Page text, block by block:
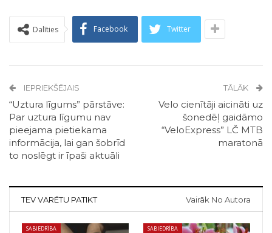
Dalīties Facebook Twitter
IEPRIEKŠĒJAIS
“Uztura līgums” pārstāve:
Par uztura līgumu nav
pieejama pietiekama
informācija, lai gan šobrīd
to noslēgt ir īpaši aktuāli
TĀLĀK
Velo cienītāji aicināti uz
šonedēļ gaidāmo
“VeloExpress” LČ MTB
maratonā
TEV VARĒTU PATIKT Vairāk No Autora
SABIEDRĪBA SABIEDRĪBA